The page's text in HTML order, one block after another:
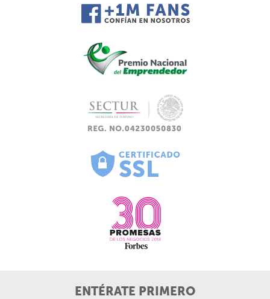
ENTÉRATE PRIMERO